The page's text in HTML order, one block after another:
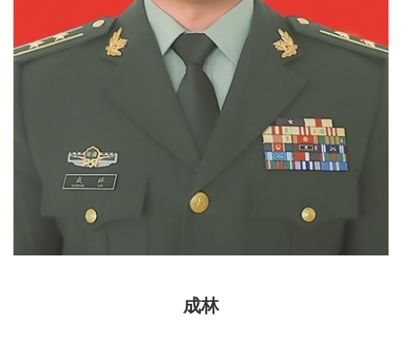
成林